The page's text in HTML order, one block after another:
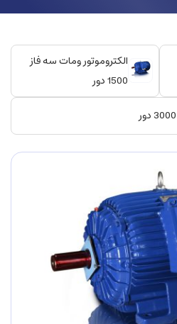
الکتروموتور ومات سه فاز
1500 دور